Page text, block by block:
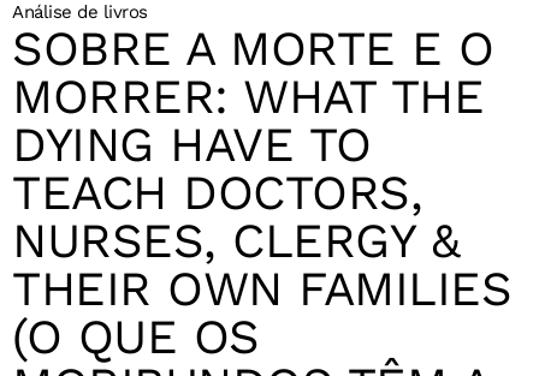
Análise de livros
SOBRE A MORTE E O
MORRER: WHAT THE
DYING HAVE TO
TEACH DOCTORS,
NURSES, CLERGY &
THEIR OWN FAMILIES
(O QUE OS